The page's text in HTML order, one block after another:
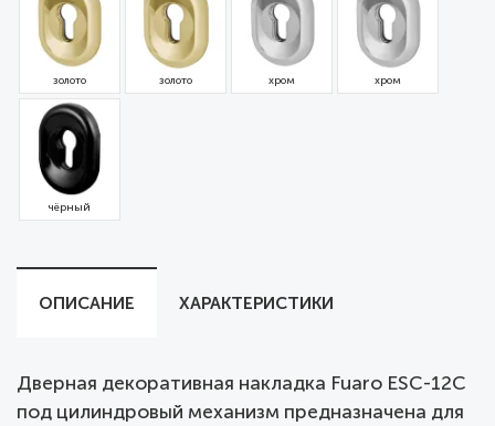
золото золото хром хром
чёрный
ОПИСАНИЕ ХАРАКТЕРИСТИКИ
Дверная декоративная накладка Fuaro ESC-12C
под цилиндровый механизм предназначена для